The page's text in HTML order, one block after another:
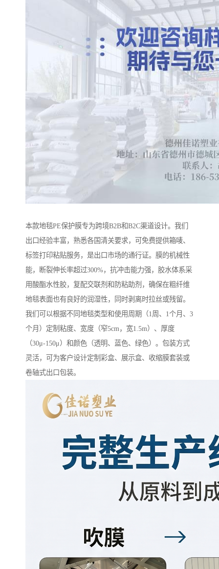
本款地毯PE保护膜专为跨境B2B和B2C渠道设计。我们
出口经验丰富，熟悉各国清关要求，可免费提供箱唛、
标签打印粘贴服务，是出口市场的通行证。膜的机械性
能，断裂伸长率超过300%，抗冲击能力强，胶水体系采
用酸酯水性胶，复配交联剂和防粘助剂，确保在粗纤维
地毯表面也有良好的润湿性，同时剥离时拉丝或残留。
我们可以根据不同地毯类型和使用周期（1周、1个月、3
个月）定制粘度、宽度（窄5cm，宽1.5m）、厚度
（30μ-150μ）和颜色（透明、蓝色、绿色）。包装方式
灵活，可为客户设计定制彩盒、展示盒、收缩膜套装或
卷轴式出口包装。